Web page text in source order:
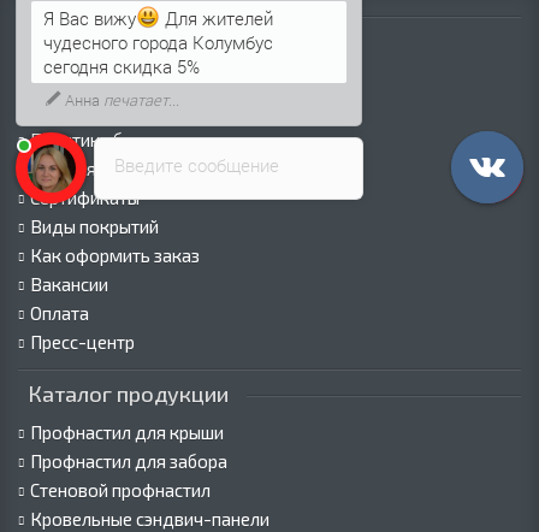
Информация
Палитра RAL
Информация о компании
Информация о доставке
Политика безопасности
Условия соглашения
Сертификаты
Виды покрытий
Как оформить заказ
Вакансии
Оплата
Пресс-центр
Каталог продукции
Профнастил для крыши
Профнастил для забора
Стеновой профнастил
Кровельные сэндвич-панели
Введите сообщение
Я Вас вижу
Для жителей
чудесного города Колумбус
сегодня скидка 5%
Анна печатает...